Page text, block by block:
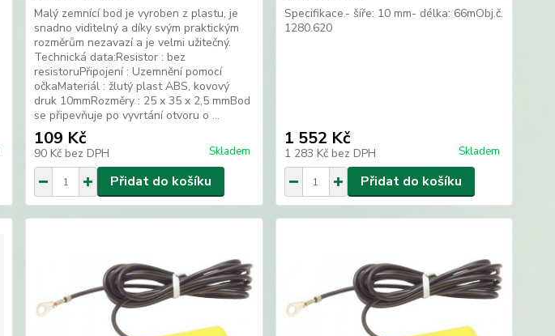
Malý zemnící bod je vyroben z plastu, je
snadno viditelný a díky svým praktickým
rozměrům nezavazí a je velmi užitečný.
Technická data:Resistor : bez
resistoruPřipojení : Uzemnění pomocí
očkaMateriál : žlutý plast ABS, kovový
druk 10mmRozměry : 25 x 35 x 2,5 mmBod
se připevňuje po vyvrtání otvoru o ...
109 Kč
90 Kč bez DPH Skladem
Přidat do košíku
Specifikace.- šíře: 10 mm- délka: 66mObj.č.
1280.620
1 552 Kč
1 283 Kč bez DPH Skladem
Přidat do košíku